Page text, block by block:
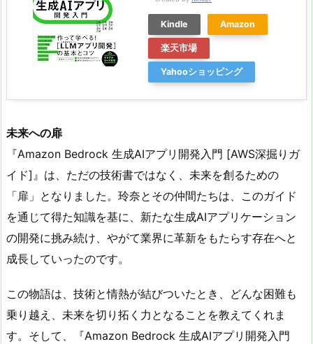
Kindle Amazon
楽天市場
Yahooショッピング
未来への扉
『Amazon Bedrock 生成AIアプリ開発入門 [AWS深掘りガ
イド]』は、ただの技術書ではなく、未来を創るための
「扉」となりました。玲奈とその仲間たちは、このガイド
を通じて得た知識を基に、新たな生成AIアプリケーション
の開発に挑み続け、やがて業界に革新をもたらす存在へと
成長していったのです。
この物語は、技術と情熱が結びついたとき、どんな困難も
乗り越え、未来を切り拓く力となることを教えてくれま
す。そして、『Amazon Bedrock 生成AIアプリ開発入門